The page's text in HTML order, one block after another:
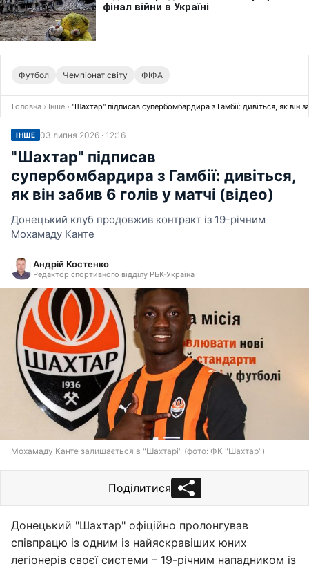
Футбол Чемпіонат світу ФІФА
Головна › Інше › "Шахтар" підписав супербомбардира з Гамбії: дивіться, як він
ІНШЕ 03 липня 2026 · 12:16
"Шахтар" підписав
супербомбардира з Гамбії: дивіться,
як він забив 6 голів у матчі (відео)
Донецький клуб продовжив контракт із 19-річним
Мохамаду Канте
Андрій Костенко
Редактор спортивного відділу РБК-Україна
Мохамаду Канте залишається в "Шахтарі" (фото: ФК "Шахтар")
Поділитися
Донецький "Шахтар" офіційно пролонгував
співпрацю із одним із найяскравіших юних
легіонерів своєї системи – 19-річним нападником із